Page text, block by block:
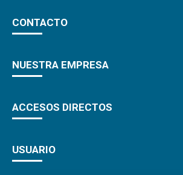
CONTACTO
NUESTRA EMPRESA
ACCESOS DIRECTOS
USUARIO